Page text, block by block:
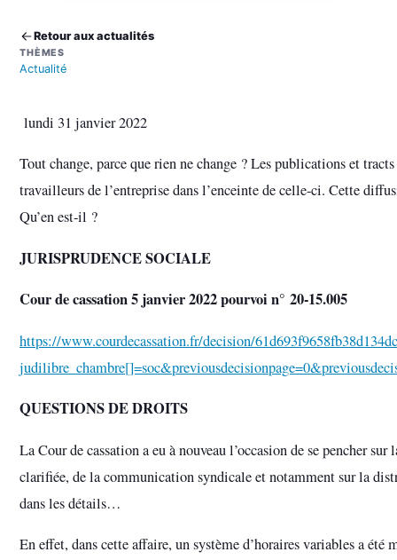
Retour aux actualités
THÈMES
Actualité
lundi 31 janvier 2022
Tout change, parce que rien ne change ? Les publications et
travailleurs de l’entreprise dans l’enceinte de celle-ci. Cette
Qu’en est-il ?
JURISPRUDENCE SOCIALE
Cour de cassation 5 janvier 2022 pourvoi n° 20-15.005
https://www.courdecassation.fr/decision/
QUESTIONS DE DROITS
La Cour de cassation a eu à nouveau l’occasion de se pencher
clarifiée, de la communication syndicale et notamment sur la
dans les détails…
En effet, dans cette affaire, un système d’horaires variables a été